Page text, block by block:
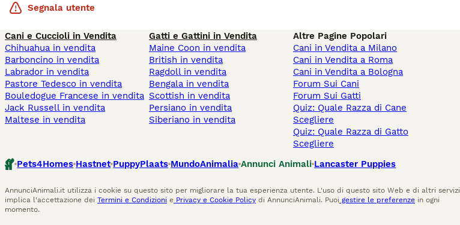
Segnala utente
Cani e Cuccioli in Vendita
Chihuahua in vendita
Barboncino in vendita
Labrador in vendita
Pastore Tedesco in vendita
Bouledogue Francese in vendita
Jack Russell in vendita
Maltese in vendita
Gatti e Gattini in Vendita
Maine Coon in vendita
British in vendita
Ragdoll in vendita
Bengala in vendita
Scottish in vendita
Persiano in vendita
Siberiano in vendita
Altre Pagine Popolari
Cani in Vendita a Milano
Cani in Vendita a Roma
Cani in Vendita a Bologna
Forum Sui Cani
Forum Sui Gatti
Quiz: Quale Razza di Cane
Scegliere
Quiz: Quale Razza di Gatto
Scegliere
Pets4Homes Hastnet PuppyPlaats MundoAnimalia Annunci Animali Lancaster Puppies
AnnunciAnimali.it utilizza i cookie su questo sito per migliorare la tua esperienza utente. L'uso di questo sito Web e di altri servizi
implica l'accettazione dei Termini e Condizioni e Privacy e Cookie Policy di AnnunciAnimali. Puoi gestire le preferenze in ogni
momento.